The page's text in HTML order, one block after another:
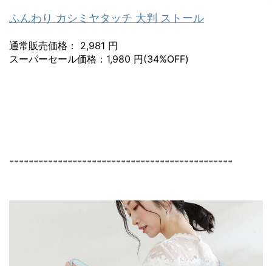
ふんわり カシミヤタッチ 大判 ストール
通常販売価格： 2,981 円
スーパーセール価格：1,980 円(34%OFF)
----------------------------------------------